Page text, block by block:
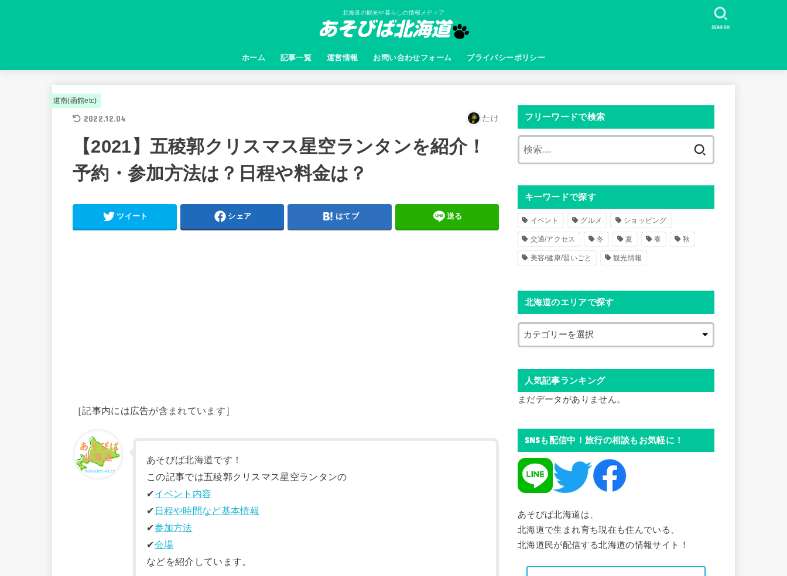
北海道の観光や暮らしの情報メディア
ホーム 記事一覧 運営情報 お問い合わせフォーム プライバシーポリシー
SEARCH
道南(函館etc)
2022.12.04 たけ
【2021】五稜郭クリスマス星空ランタンを紹介！
予約・参加方法は？日程や料金は？
ツイート シェア はてブ 送る
［記事内には広告が含まれています］
あそびば北海道です！
この記事では五稜郭クリスマス星空ランタンの
✔︎イベント内容
✔︎ 日程や時間など基本情報
✔︎参加方法
✔︎会場
などを紹介しています。
フリーワードで検索
キーワードで探す
イベント グルメ ショッピング
交通/アクセス 冬 夏 春 秋
美容/健康/習いごと 観光情報
北海道のエリアで探す
人気記事ランキング
まだデータがありません。
SNSも配信中！旅行の相談もお気軽に！
あそびば北海道は、
北海道で生まれ育ち現在も住んでいる、
北海道民が配信する北海道の情報サイト！